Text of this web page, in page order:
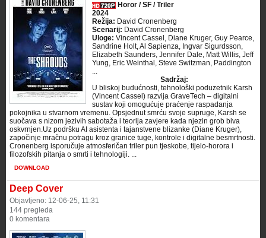
Horor / SF / Triler
2024
Režija: David Cronenberg
Scenarij: David Cronenberg
Uloge: Vincent Cassel, Diane Kruger, Guy Pearce,
Sandrine Holt, Al Sapienza, Ingvar Sigurdsson,
Elizabeth Saunders, Jennifer Dale, Matt Willis, Jeff
Yung, Eric Weinthal, Steve Switzman, Paddington
...
Sadržaj:
U bliskoj budućnosti, tehnološki poduzetnik Karsh
(Vincent Cassel) razvija GraveTech – digitalni
sustav koji omogućuje praćenje raspadanja
pokojnika u stvarnom vremenu. Opsjednut smrću svoje supruge, Karsh se
suočava s nizom jezivih sabotaža i teorija zavjere kada njezin grob biva
oskvrnjen.Uz podršku AI asistenta i tajanstvene blizanke (Diane Kruger),
započinje mračnu potragu kroz granice tuge, kontrole i digitalne besmrtnosti.
Cronenberg isporučuje atmosferičan triler pun tjeskobe, tijelo-horora i
filozofskih pitanja o smrti i tehnologiji. ...
DOWNLOAD
Deep Cover
Objavljeno: 12-06-25, 11:31
144 pregleda
0 komentara